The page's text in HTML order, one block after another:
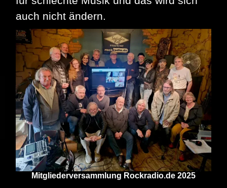
auch nicht ändern.
Mitgliederversammlung Rockradio.de 2025